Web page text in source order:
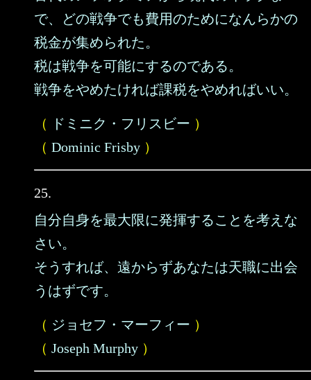
で、どの戦争でも費用のためになんらかの
税金が集められた。
税は戦争を可能にするのである。
戦争をやめたければ課税をやめればいい。
（ ドミニク・フリスビー ）
（ Dominic Frisby ）
25.
自分自身を最大限に発揮することを考えな
さい。
そうすれば、遠からずあなたは天職に出会
うはずです。
（ ジョセフ・マーフィー ）
（ Joseph Murphy ）